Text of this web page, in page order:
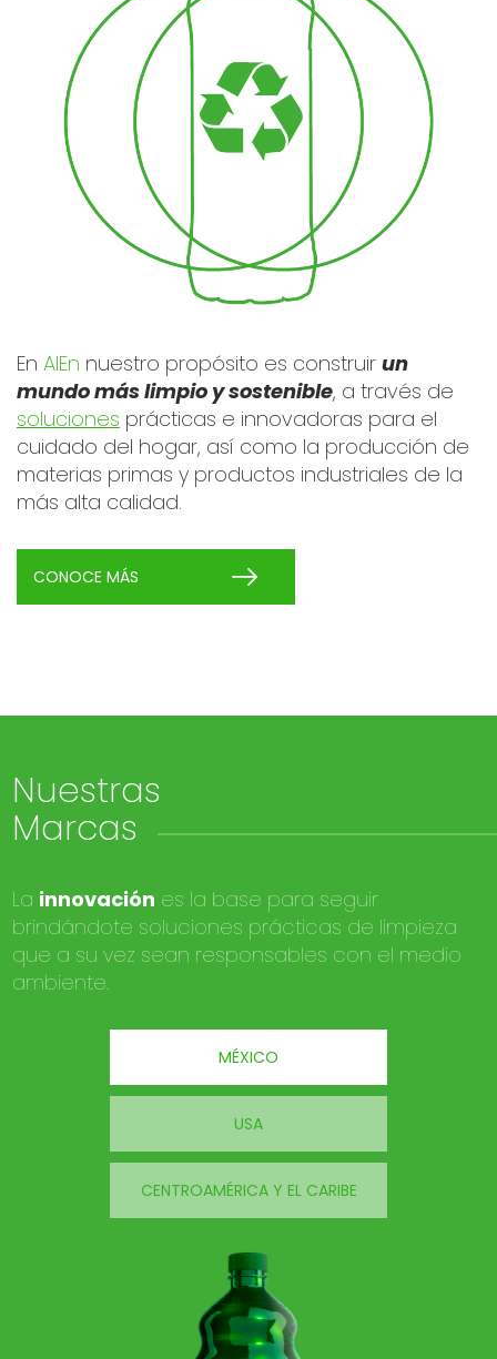
En AlEn nuestro propósito es construir un
mundo más limpio y sostenible, a través de
soluciones prácticas e innovadoras para el
cuidado del hogar, así como la producción de
materias primas y productos industriales de la
más alta calidad.
CONOCE MÁS
Nuestras
Marcas
La innovación es la base para seguir
brindándote soluciones prácticas de limpieza
que a su vez sean responsables con el medio
ambiente.
MÉXICO
USA
CENTROAMÉRICA Y EL CARIBE